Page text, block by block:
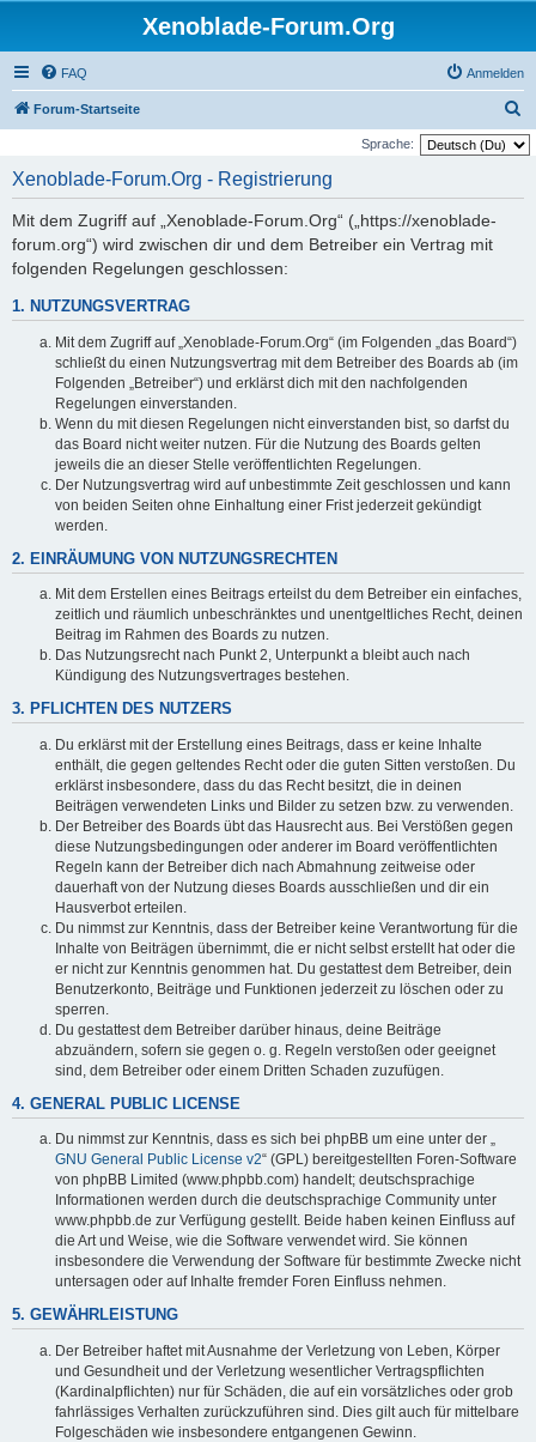
Xenoblade-Forum.Org
FAQ Anmelden
Forum-Startseite
u
Sprache:
Xenoblade-Forum.Org - Registrierung
Mit dem Zugriff auf „Xenoblade-Forum.Org“ („https://xenoblade-
forum.org“) wird zwischen dir und dem Betreiber ein Vertrag mit
folgenden Regelungen geschlossen:
1. NUTZUNGSVERTRAG
Mit dem Zugriff auf „Xenoblade-Forum.Org“ (im Folgenden „das Board“)
schließt du einen Nutzungsvertrag mit dem Betreiber des Boards ab (im
Folgenden „Betreiber“) und erklärst dich mit den nachfolgenden
Regelungen einverstanden.
Wenn du mit diesen Regelungen nicht einverstanden bist, so darfst du
das Board nicht weiter nutzen. Für die Nutzung des Boards gelten
jeweils die an dieser Stelle veröffentlichten Regelungen.
Der Nutzungsvertrag wird auf unbestimmte Zeit geschlossen und kann
von beiden Seiten ohne Einhaltung einer Frist jederzeit gekündigt
werden.
2. EINRÄUMUNG VON NUTZUNGSRECHTEN
Mit dem Erstellen eines Beitrags erteilst du dem Betreiber ein einfaches,
zeitlich und räumlich unbeschränktes und unentgeltliches Recht, deinen
Beitrag im Rahmen des Boards zu nutzen.
Das Nutzungsrecht nach Punkt 2, Unterpunkt a bleibt auch nach
Kündigung des Nutzungsvertrages bestehen.
3. PFLICHTEN DES NUTZERS
Du erklärst mit der Erstellung eines Beitrags, dass er keine Inhalte
enthält, die gegen geltendes Recht oder die guten Sitten verstoßen. Du
erklärst insbesondere, dass du das Recht besitzt, die in deinen
Beiträgen verwendeten Links und Bilder zu setzen bzw. zu verwenden.
Der Betreiber des Boards übt das Hausrecht aus. Bei Verstößen gegen
diese Nutzungsbedingungen oder anderer im Board veröffentlichten
Regeln kann der Betreiber dich nach Abmahnung zeitweise oder
dauerhaft von der Nutzung dieses Boards ausschließen und dir ein
Hausverbot erteilen.
Du nimmst zur Kenntnis, dass der Betreiber keine Verantwortung für die
Inhalte von Beiträgen übernimmt, die er nicht selbst erstellt hat oder die
er nicht zur Kenntnis genommen hat. Du gestattest dem Betreiber, dein
Benutzerkonto, Beiträge und Funktionen jederzeit zu löschen oder zu
sperren.
Du gestattest dem Betreiber darüber hinaus, deine Beiträge
abzuändern, sofern sie gegen o. g. Regeln verstoßen oder geeignet
sind, dem Betreiber oder einem Dritten Schaden zuzufügen.
4. GENERAL PUBLIC LICENSE
Du nimmst zur Kenntnis, dass es sich bei phpBB um eine unter der „
GNU General Public License v2“ (GPL) bereitgestellten Foren-Software
von phpBB Limited (www.phpbb.com) handelt; deutschsprachige
Informationen werden durch die deutschsprachige Community unter
www.phpbb.de zur Verfügung gestellt. Beide haben keinen Einfluss auf
die Art und Weise, wie die Software verwendet wird. Sie können
insbesondere die Verwendung der Software für bestimmte Zwecke nicht
untersagen oder auf Inhalte fremder Foren Einfluss nehmen.
5. GEWÄHRLEISTUNG
Der Betreiber haftet mit Ausnahme der Verletzung von Leben, Körper
und Gesundheit und der Verletzung wesentlicher Vertragspflichten
(Kardinalpflichten) nur für Schäden, die auf ein vorsätzliches oder grob
fahrlässiges Verhalten zurückzuführen sind. Dies gilt auch für mittelbare
Folgeschäden wie insbesondere entgangenen Gewinn.